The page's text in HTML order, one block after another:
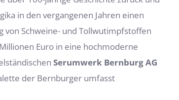
in den vergangenen Jahren einen
von Schweine- und Tollwutimpfstoffen
Euro in eine hochmoderne
Serumwerk Bernburg AG
der Bernburger umfasst